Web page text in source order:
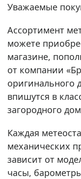
Уважаемые
Ассортимент
можете
магазине,
от компании
оригинального
впишутся в
загородного
Каждая
механических
зависит от
часы,